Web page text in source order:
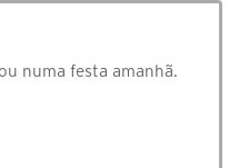
numa festa amanhã. ⠀